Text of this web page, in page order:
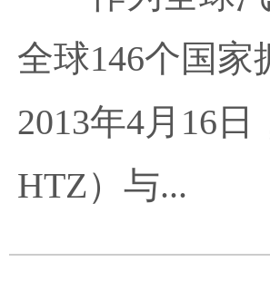
全球146个国家
2013年4月16
HTZ）与...